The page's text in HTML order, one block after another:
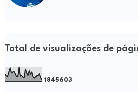
Total de visualizações de
1 845603